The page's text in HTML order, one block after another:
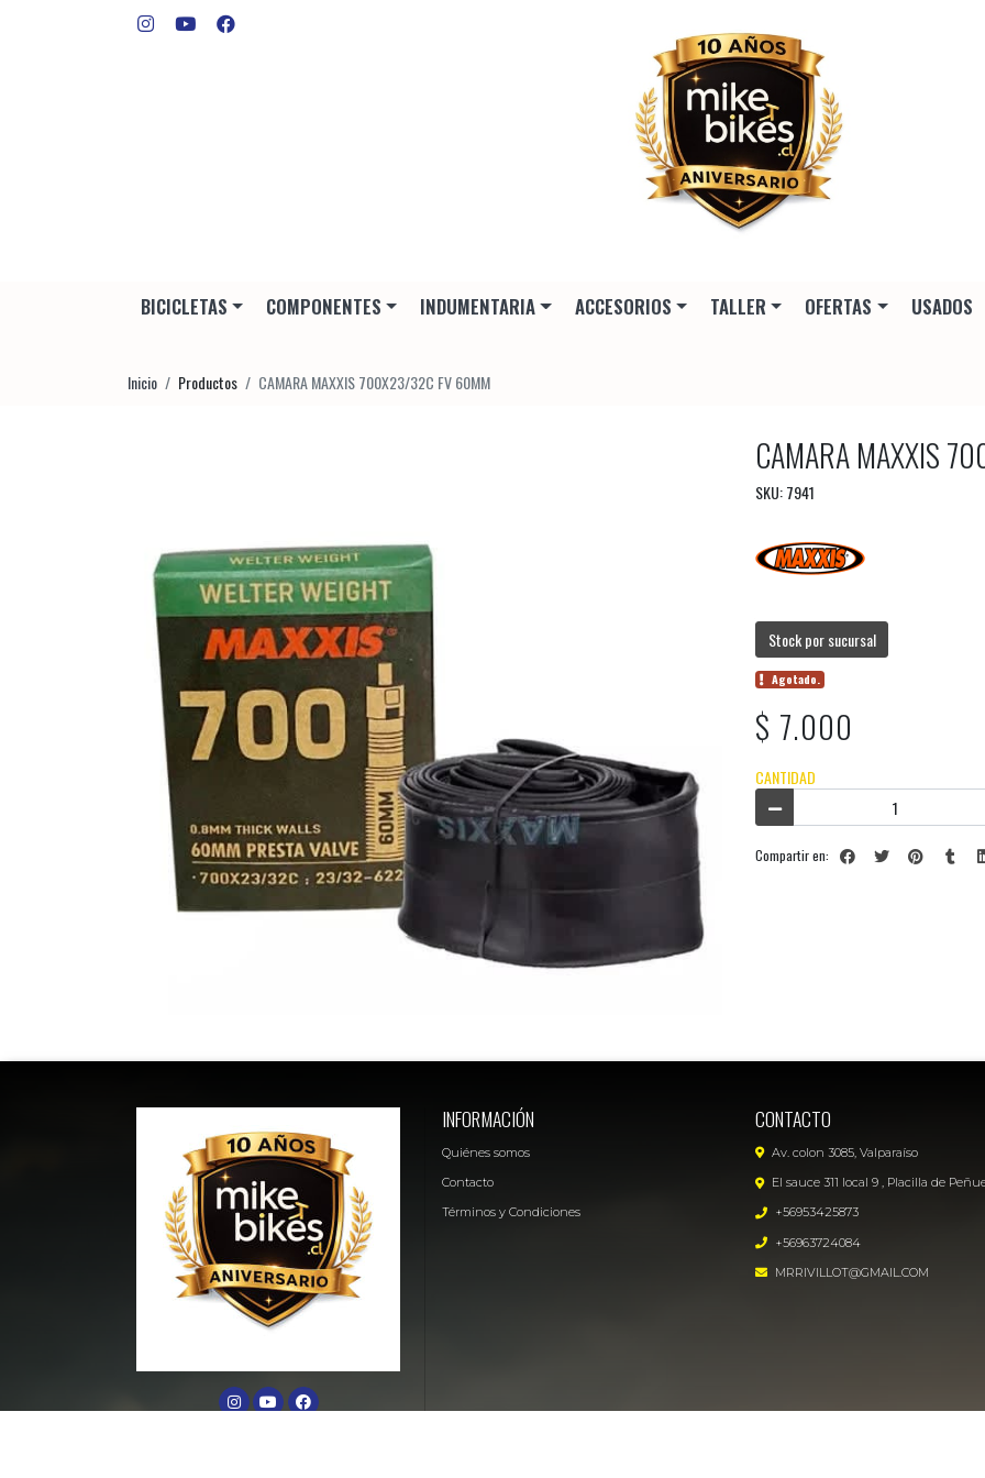
BICICLETAS COMPONENTES INDUMENTARIA ACCESORIOS TALLER OFERTAS USADOS
Inicio Productos CAMARA MAXXIS 700X23/32C FV 60MM
CAMARA MAXXIS
SKU: 7941
Stock por sucursal
Agotado.
$ 7.000
CANTIDAD
Compartir en:
INFORMACIÓN
Quiénes somos
Contacto
Términos y Condiciones
CONTACTO
Av. colon 3085, Valparaíso
El sauce 311 local 9 , Placilla de
+56953425873
+56963724084
MRRIVILLOT@GMAIL.COM